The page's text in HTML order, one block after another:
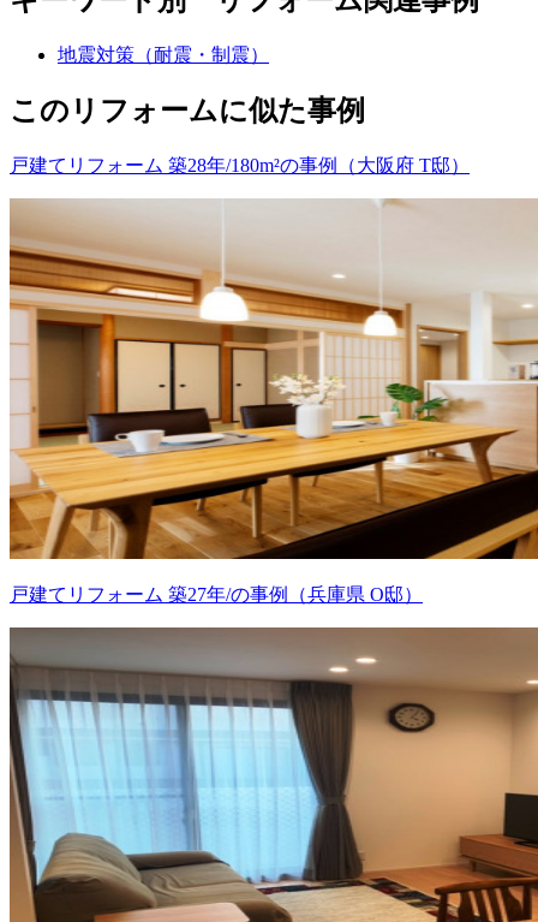
地震対策（耐震・制震）
このリフォームに似た事例
戸建てリフォーム 築28年/180m²の事例（大阪府 T邸）
戸建てリフォーム 築27年/の事例（兵庫県 O邸）